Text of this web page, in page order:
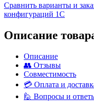
Сравнить варианты и
конфигураций 1С
Описание
Описание
👥 Отзывы
Совместимость
💳 Оплата и
🙋 Вопросы и